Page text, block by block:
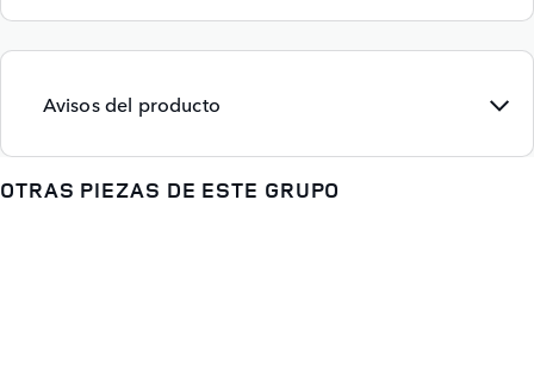
Avisos del producto
OTRAS PIEZAS DE ESTE GRUPO